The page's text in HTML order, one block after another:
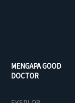
MENGAPA GOOD
DOCTOR